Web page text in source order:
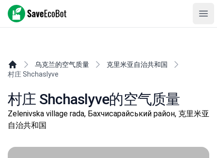
SaveEcoBot
乌克兰的空气质量
克里米亚自治共和国
村庄 Shchaslyve
村庄 Shchaslyve的空气质量
Zelenivska village rada, Бахчисарайський район, 克里米亚
自治共和国